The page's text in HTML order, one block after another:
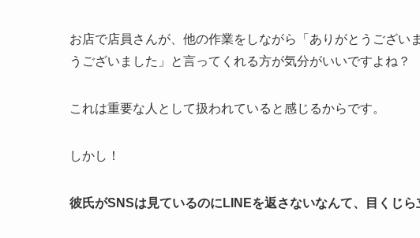
お店で店員さんが、他の作業をしながら「ありがとうござい
うございました」と言ってくれる方が気分がいいですよね？
これは重要な人として扱われていると感じるからです。
しかし！
彼氏がSNSは見ているのにLINEを返さないなんて、目くじら